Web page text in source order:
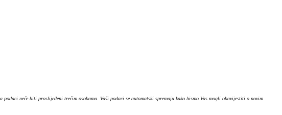
neće biti proslijeđeni trećim osobama. Vaši podaci se automatski spremaju kako bismo Vas mogli obavijestiti o novim